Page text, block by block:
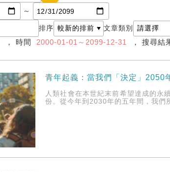
～
排序 文章類別
， 時間 2000-01-01～2099-12-31 ， 搜尋
青年起義：當我們「決定」2050
人類社會在本世紀末前希望達成的永
份。從今年到2030年的五年間，我們